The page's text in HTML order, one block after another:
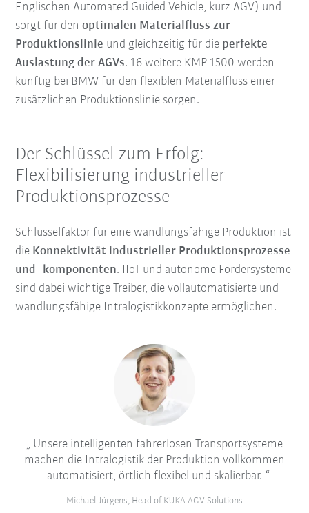
Englischen Automated Guided Vehicle, kurz AGV) und
sorgt für denoptimalen Materialfluss zur
Produktionslinie und gleichzeitig für die perfekte
Auslastung der AGVs. 16 weitere KMP 1500 werden
künftig bei BMW für den flexiblen Materialfluss einer
zusätzlichen Produktionslinie sorgen.
Der Schlüssel zum Erfolg:
Flexibilisierung industrieller
Produktionsprozesse
Schlüsselfaktor für eine wandlungsfähige Produktion ist
die Konnektivität industrieller Produktionsprozesse
und -komponenten. IIoT und autonome Fördersysteme
sind dabei wichtige Treiber, die vollautomatisierte und
wandlungsfähige Intralogistikkonzepte ermöglichen.
Unsere intelligenten fahrerlosen Transportsysteme
machen die Intralogistik der Produktion vollkommen
automatisiert, örtlich flexibel und skalierbar.
Michael Jürgens, Head of KUKA AGV Solutions